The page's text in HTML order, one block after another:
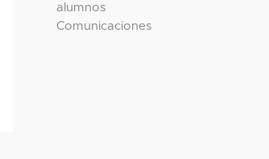
alumnos
Comunicaciones